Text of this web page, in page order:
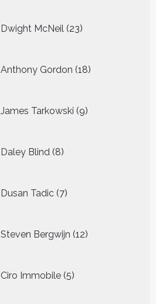
Dwight McNeil 23
producten
Anthony Gordon 18
producten
James Tarkowski 9
producten
Daley Blind 8
producten
Dusan Tadic 7
producten
Steven Bergwijn 12
producten
Ciro Immobile 5
producten